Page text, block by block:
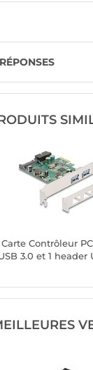
Contrôleur
3.0 et 1 header